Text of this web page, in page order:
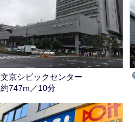
文京シビックセンター
約747m／10分